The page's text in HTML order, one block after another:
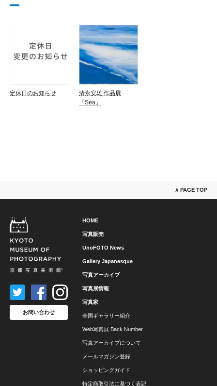
定休日のお知らせ
清永安雄 作品展
「Sea」
∧ PAGE TOP
HOME
写真販売
UnoFOTO News
Gallery Japanesque
写真アーカイブ
写真展情報
写真家
全国ギャラリー紹介
Web写真展 Back Number
写真アーカイブについて
メールマガジン登録
ショッピングガイド
特定商取引法に基づく表記
お問い合わせ